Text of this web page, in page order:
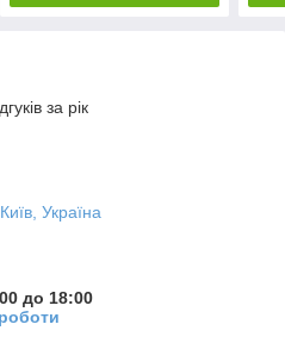
за рік
Україна
до 18:00